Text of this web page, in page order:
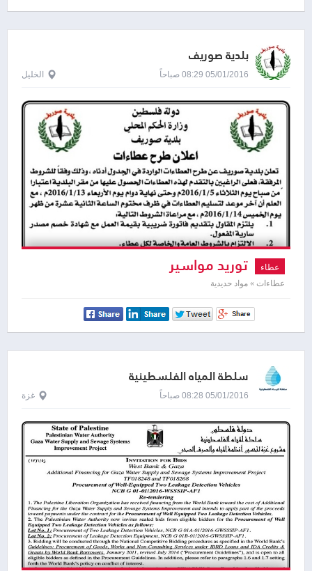
بلدية صوريف
05/01/2016 08:29 صباحاً الخليل
عطاء توريد مواسير
عطاءات » مواد حديدية
سلطة المياه الفلسطينية
05/01/2016 08:28 صباحاً غزة